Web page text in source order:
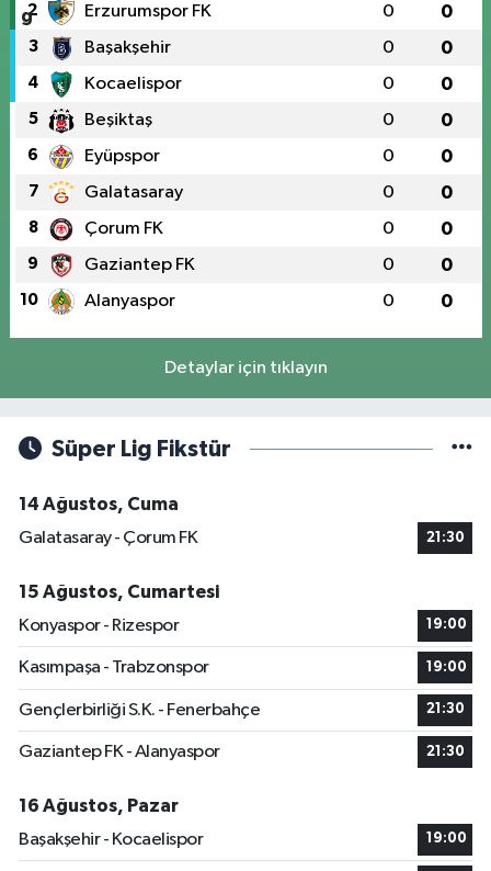
2 Erzurumspor FK 0 0
3 Başakşehir 0 0
4 Kocaelispor 0 0
5 Beşiktaş 0 0
6 Eyüpspor 0 0
7 Galatasaray 0 0
8 Çorum FK 0 0
9 Gaziantep FK 0 0
10 Alanyaspor 0 0
Detaylar için tıklayın
Süper Lig Fikstür
14 Ağustos, Cuma
Galatasaray - Çorum FK
21:30
15 Ağustos, Cumartesi
Konyaspor - Rizespor
19:00
Kasımpaşa - Trabzonspor 19:00
Gençlerbirliği S.K. - Fenerbahçe 21:30
Gaziantep FK - Alanyaspor 21:30
16 Ağustos, Pazar
Başakşehir - Kocaelispor
19:00